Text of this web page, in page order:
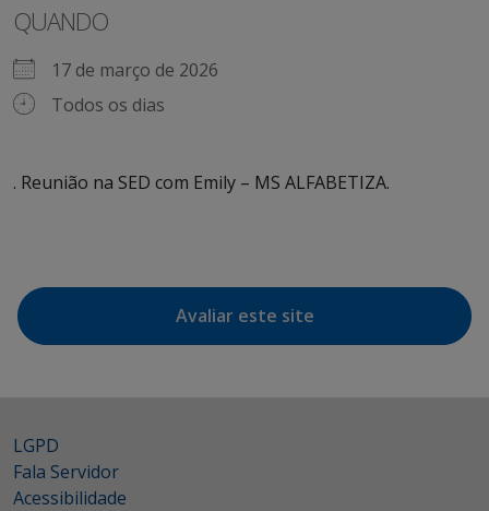
QUANDO
17 de março de 2026
Todos os dias
. Reunião na SED com Emily – MS ALFABETIZA.
Avaliar este site
LGPD
Fala Servidor
Acessibilidade